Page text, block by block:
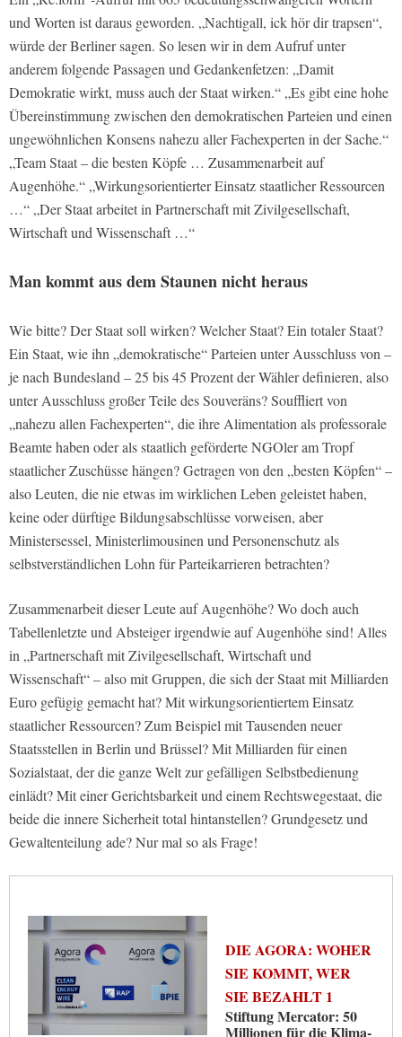
und Worten ist daraus geworden. „Nachtigall, ick hör dir trapsen“,
würde der Berliner sagen. So lesen wir in dem Aufruf unter
anderem folgende Passagen und Gedankenfetzen: „Damit
Demokratie wirkt, muss auch der Staat wirken.“ „Es gibt eine hohe
Übereinstimmung zwischen den demokratischen Parteien und einen
ungewöhnlichen Konsens nahezu aller Fachexperten in der Sache.“
„Team Staat – die besten Köpfe … Zusammenarbeit auf
Augenhöhe.“ „Wirkungsorientierter Einsatz staatlicher Ressourcen
…“ „Der Staat arbeitet in Partnerschaft mit Zivilgesellschaft,
Wirtschaft und Wissenschaft …“
Man kommt aus dem Staunen nicht heraus
Wie bitte? Der Staat soll wirken? Welcher Staat? Ein totaler Staat?
Ein Staat, wie ihn „demokratische“ Parteien unter Ausschluss von –
je nach Bundesland – 25 bis 45 Prozent der Wähler definieren, also
unter Ausschluss großer Teile des Souveräns? Souffliert von
„nahezu allen Fachexperten“, die ihre Alimentation als professorale
Beamte haben oder als staatlich geförderte NGOler am Tropf
staatlicher Zuschüsse hängen? Getragen von den „besten Köpfen“ –
also Leuten, die nie etwas im wirklichen Leben geleistet haben,
keine oder dürftige Bildungsabschlüsse vorweisen, aber
Ministersessel, Ministerlimousinen und Personenschutz als
selbstverständlichen Lohn für Parteikarrieren betrachten?
Zusammenarbeit dieser Leute auf Augenhöhe? Wo doch auch
Tabellenletzte und Absteiger irgendwie auf Augenhöhe sind! Alles
in „Partnerschaft mit Zivilgesellschaft, Wirtschaft und
Wissenschaft“ – also mit Gruppen, die sich der Staat mit Milliarden
Euro gefügig gemacht hat? Mit wirkungsorientiertem Einsatz
staatlicher Ressourcen? Zum Beispiel mit Tausenden neuer
Staatsstellen in Berlin und Brüssel? Mit Milliarden für einen
Sozialstaat, der die ganze Welt zur gefälligen Selbstbedienung
einlädt? Mit einer Gerichtsbarkeit und einem Rechtswegestaat, die
beide die innere Sicherheit total hintanstellen? Grundgesetz und
Gewaltenteilung ade? Nur mal so als Frage!
DIE AGORA: WOHER
SIE KOMMT, WER
SIE BEZAHLT 1
Stiftung Mercator: 50
Millionen für die Klima-